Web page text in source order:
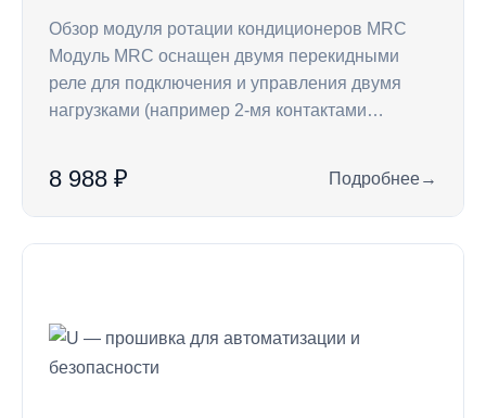
Обзор модуля ротации кондиционеров MRC
Модуль MRC оснащен двумя перекидными
реле для подключения и управления двумя
нагрузками (например 2-мя контактами…
8 988 ₽ Подробнее
: MRC — блок
→